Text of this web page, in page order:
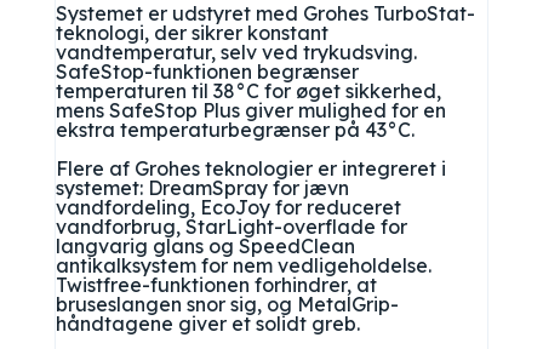
Systemet er udstyret med Grohes TurboStat-
teknologi, der sikrer konstant
vandtemperatur, selv ved trykudsving.
SafeStop-funktionen begrænser
temperaturen til 38°C for øget sikkerhed,
mens SafeStop Plus giver mulighed for en
ekstra temperaturbegrænser på 43°C.
Flere af Grohes teknologier er integreret i
systemet: DreamSpray for jævn
vandfordeling, EcoJoy for reduceret
vandforbrug, StarLight-overflade for
langvarig glans og SpeedClean
antikalksystem for nem vedligeholdelse.
Twistfree-funktionen forhindrer, at
bruseslangen snor sig, og MetalGrip-
håndtagene giver et solidt greb.